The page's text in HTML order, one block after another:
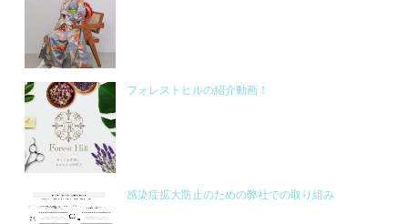
フォレストヒルの紹介動画！
感染症拡大防止のための弊社での取り組み